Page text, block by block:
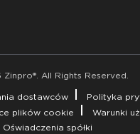
All Rights Reserved.
dostawców
Polityka
plików cookie
Warunki
Oświadczenia spółki